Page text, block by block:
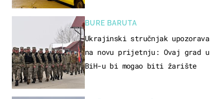
BURE BARUTA
Ukrajinski stručnjak upozorava
na novu prijetnju: Ovaj grad u
BiH-u bi mogao biti žarište